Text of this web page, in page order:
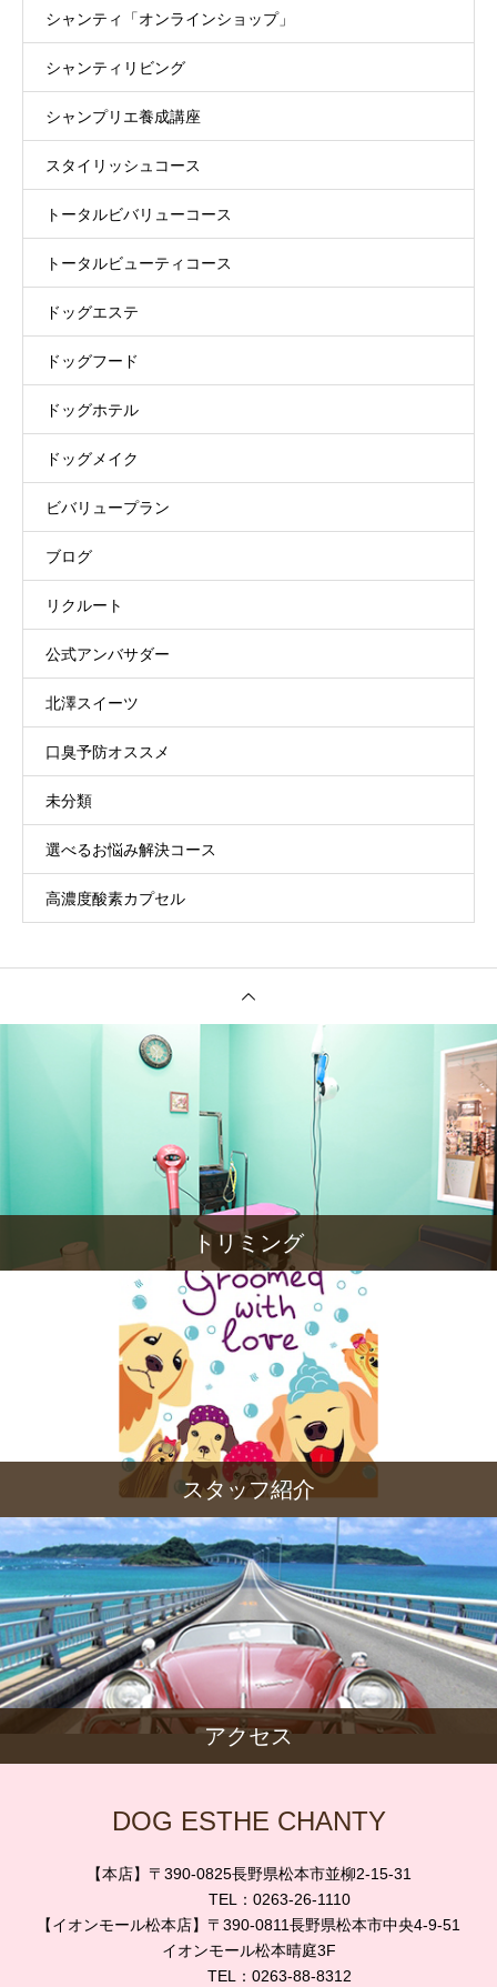
シャンティ「オンラインショップ」
シャンティリビング
シャンプリエ養成講座
スタイリッシュコース
トータルビバリューコース
トータルビューティコース
ドッグエステ
ドッグフード
ドッグホテル
ドッグメイク
ビバリュープラン
ブログ
リクルート
公式アンバサダー
北澤スイーツ
口臭予防オススメ
未分類
選べるお悩み解決コース
高濃度酸素カプセル
トリミング
スタッフ紹介
アクセス
DOG ESTHE CHANTY
【本店】〒390-0825長野県松本市並柳2-15-31
TEL：0263-26-1110
【イオンモール松本店】〒390-0811長野県松本市中央4-9-51
イオンモール松本晴庭3F
TEL：0263-88-8312